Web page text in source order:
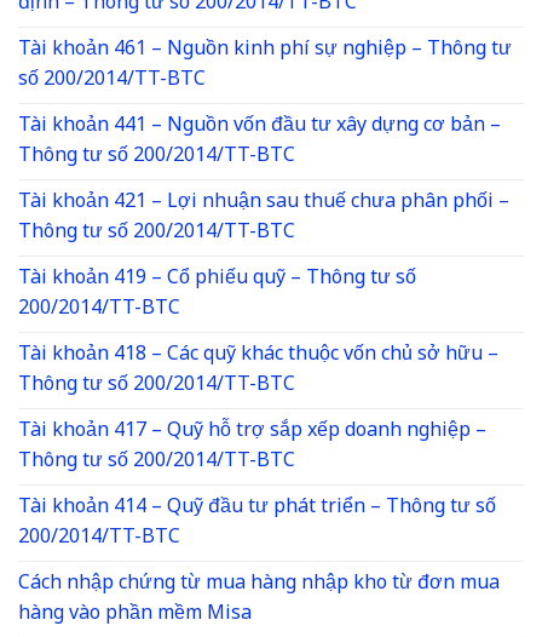
Tài khoản 461 – Nguồn kinh phí sự nghiệp – Thông tư
số 200/2014/TT-BTC
Tài khoản 441 – Nguồn vốn đầu tư xây dựng cơ bản –
Thông tư số 200/2014/TT-BTC
Tài khoản 421 – Lợi nhuận sau thuế chưa phân phối –
Thông tư số 200/2014/TT-BTC
Tài khoản 419 – Cổ phiếu quỹ – Thông tư số
200/2014/TT-BTC
Tài khoản 418 – Các quỹ khác thuộc vốn chủ sở hữu –
Thông tư số 200/2014/TT-BTC
Tài khoản 417 – Quỹ hỗ trợ sắp xếp doanh nghiệp –
Thông tư số 200/2014/TT-BTC
Tài khoản 414 – Quỹ đầu tư phát triển – Thông tư số
200/2014/TT-BTC
Cách nhập chứng từ mua hàng nhập kho từ đơn mua
hàng vào phần mềm Misa